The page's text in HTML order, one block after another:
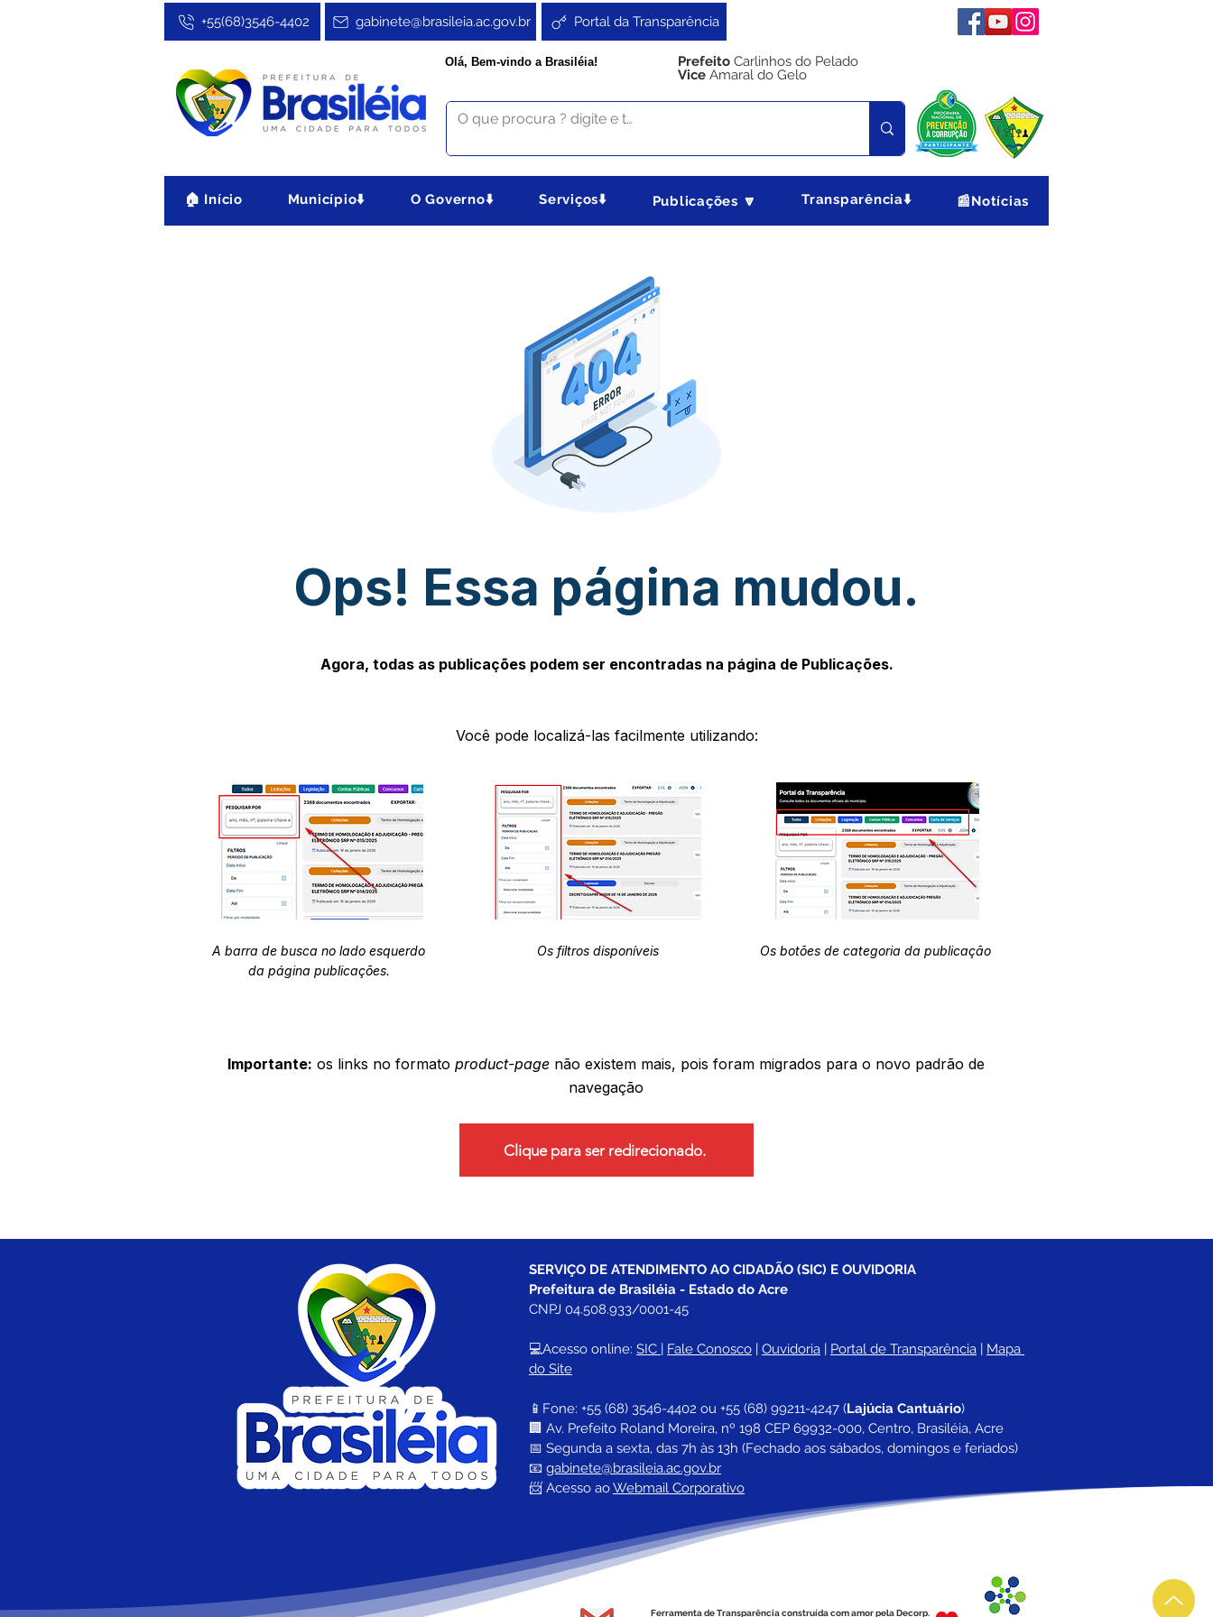
Portal da Transparência
gabinete@brasileia.ac.gov.br
+55(68)3546-4402
Olá, Bem-vindo a Brasiléia! Prefeito Carlinhos do Pelado
Vice Amaral do Gelo
🏠 Início Município⬇️ O Governo⬇️ Serviços⬇️ Publicações 🔽 Transparência⬇️ 📰Notícias
Ops! Essa página mudou.
Agora, todas as publicações podem ser encontradas na página de Publicações.
Você pode localizá-las facilmente utilizando:
A barra de busca no lado esquerdo
da página publicações.
Os filtros disponíveis Os botões de categoria da publicação
Importante: os links no formato product-page não existem mais, pois foram migrados para o novo padrão de
navegação
Clique para ser redirecionado.
SERVIÇO DE ATENDIMENTO AO CIDADÃO (SIC) E OUVIDORIA
Prefeitura de Brasiléia - Estado do Acre
CNPJ 04.508.933/0001-45
💻Acesso online: SIC | Fale Conosco | Ouvidoria | Portal de Transparência | Mapa
do Site
📱Fone: +55 (68) 3546-4402 ou +55 (68) 99211-4247 (Lajúcia Cantuário)
🏢 Av. Prefeito Roland Moreira, nº 198 CEP 69932-000, Centro, Brasiléia, Acre
📅 Segunda a sexta, das 7h às 13h (Fechado aos sábados, domingos e feriados)
📧 gabinete@brasileia.ac.gov.br
📨 Acesso ao Webmail Corporativo
Ferramenta de Transparência construída com amor pela Decorp.